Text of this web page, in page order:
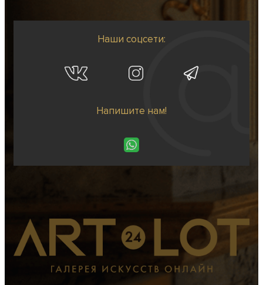
Наши соцсети:
Напишите нам!